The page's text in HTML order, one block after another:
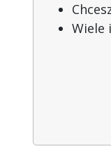
Wiele